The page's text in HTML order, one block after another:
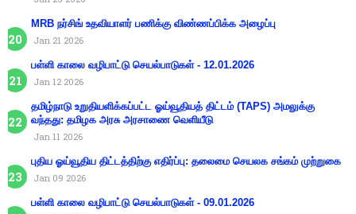
MRB நர்சிங் உதவியாளர் பணிக்கு விண்ணப்பிக்க அழைப்பு
Jan 21 2026
பள்ளி காலை வழிபாட்டு செயல்பாடுகள் - 12.01.2026
Jan 12 2026
தமிழ்நாடு உறுதியளிக்கப்பட்ட ஓய்வூதியத் திட்டம் (TAPS) அமலுக்கு
வந்தது: தமிழக அரசு அரசாணை வெளியீடு
Jan 11 2026
புதிய ஓய்வூதிய திட்டத்திற்கு எதிர்ப்பு: தலைமை செயலக சங்கம் முற்றுகை
Jan 09 2026
பள்ளி காலை வழிபாட்டு செயல்பாடுகள் - 09.01.2026